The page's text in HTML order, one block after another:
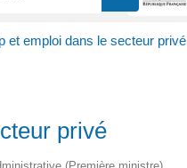
et emploi dans le secteur privé
privé